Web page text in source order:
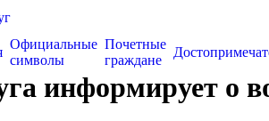
Официальные
символы
Почетные
граждане
информирует о